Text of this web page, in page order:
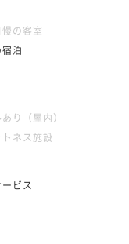
の客室
泊
り（屋内）
トネス施設
ビス